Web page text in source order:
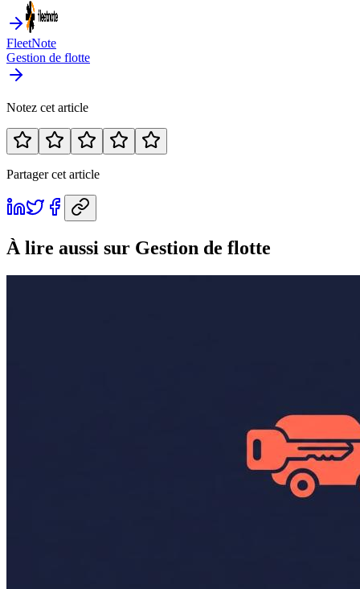
FleetNote
Gestion de flotte
Notez cet article
Partager cet article
À lire aussi sur Gestion de flotte